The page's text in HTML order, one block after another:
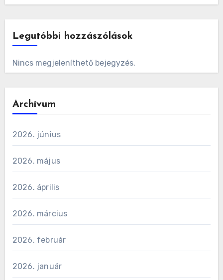
Legutóbbi hozzászólások
Nincs megjeleníthető bejegyzés.
Archívum
2026. június
2026. május
2026. április
2026. március
2026. február
2026. január